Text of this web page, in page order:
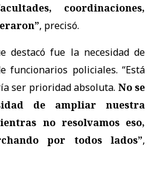
coordinaciones,
, precisó.
destacó fue la necesidad de
funcionarios policiales. “Está
ser prioridad absoluta. No se
de ampliar nuestra
no resolvamos eso,
por todos lados”,